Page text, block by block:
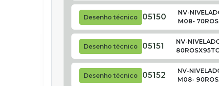
Desenho técnico 05150
NV-
M08-
Desenho técnico 05151
NV-
Desenho técnico 05152
NV-
M08-